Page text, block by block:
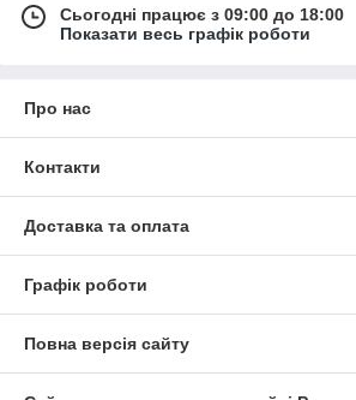
Сьогодні працює з 09:00 до 18:00
Показати весь графік роботи
Про нас
Контакти
Доставка та оплата
Графік роботи
Повна версія сайту